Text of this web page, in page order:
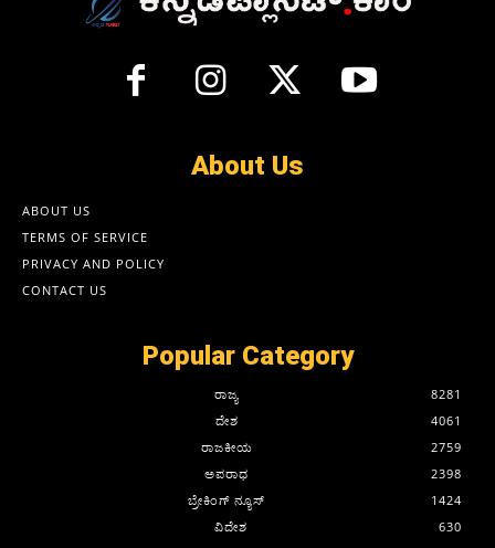
About Us
ABOUT US
TERMS OF SERVICE
PRIVACY AND POLICY
CONTACT US
Popular Category
ರಾಜ್ಯ
8281
ದೇಶ
4061
ರಾಜಕೀಯ
2759
ಅಪರಾಧ
2398
ಬ್ರೇಕಿಂಗ್ ನ್ಯೂಸ್
1424
ವಿದೇಶ
630